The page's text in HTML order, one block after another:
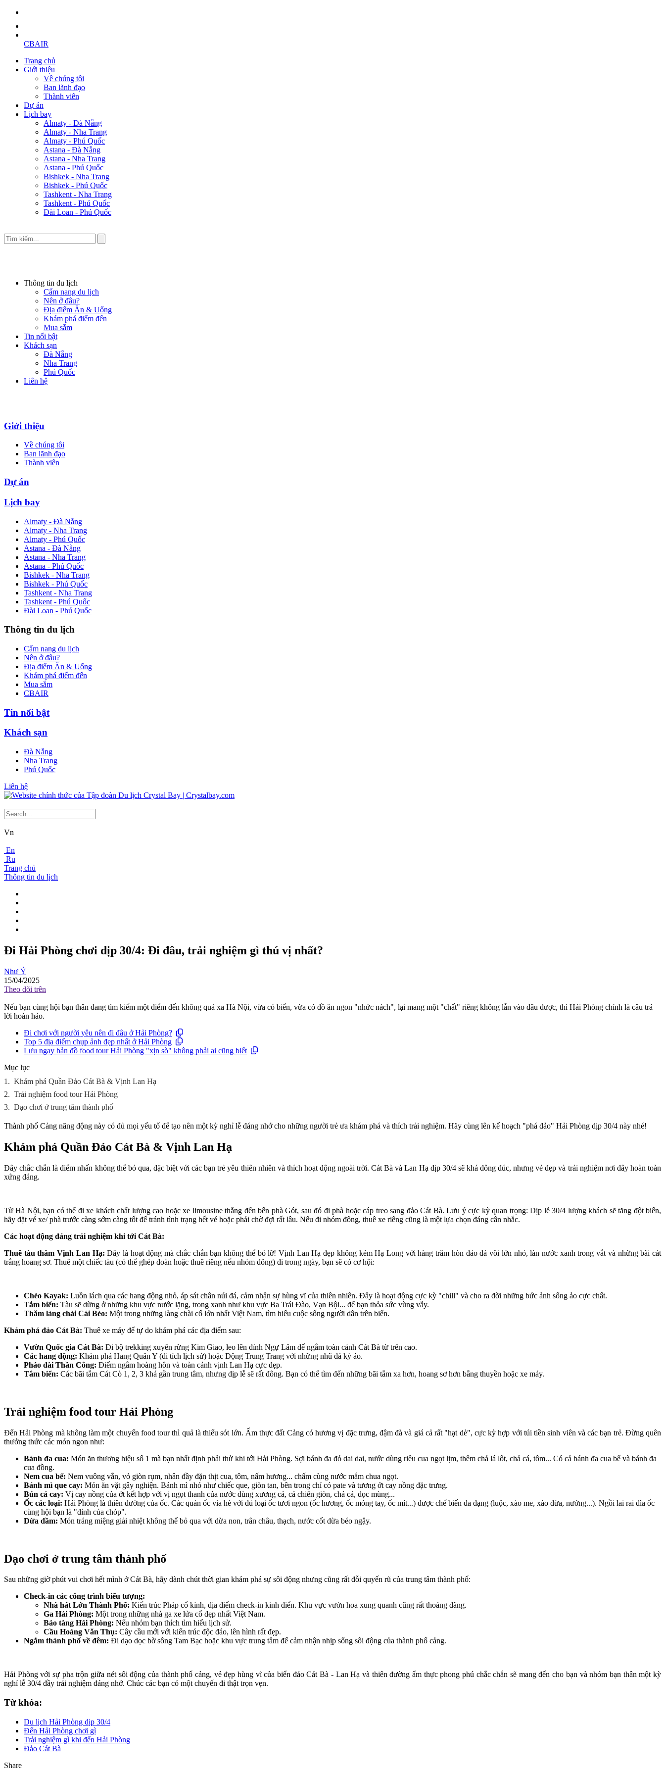
CBAIR
Trang chủ
Giới thiệu
Về chúng tôi
Ban lãnh đạo
Thành viên
Dự án
Lịch bay
Almaty - Đà Nẵng
Almaty - Nha Trang
Almaty - Phú Quốc
Astana - Đà Nẵng
Astana - Nha Trang
Astana - Phú Quốc
Bishkek - Nha Trang
Bishkek - Phú Quốc
Tashkent - Nha Trang
Tashkent - Phú Quốc
Đài Loan - Phú Quốc
Thông tin du lịch
Cẩm nang du lịch
Nên ở đâu?
Địa điểm Ăn & Uống
Khám phá điểm đến
Mua sắm
Tin nổi bật
Khách sạn
Đà Nẵng
Nha Trang
Phú Quốc
Liên hệ
Giới thiệu
Về chúng tôi
Ban lãnh đạo
Thành viên
Dự án
Lịch bay
Almaty - Đà Nẵng
Almaty - Nha Trang
Almaty - Phú Quốc
Astana - Đà Nẵng
Astana - Nha Trang
Astana - Phú Quốc
Bishkek - Nha Trang
Bishkek - Phú Quốc
Tashkent - Nha Trang
Tashkent - Phú Quốc
Đài Loan - Phú Quốc
Thông tin du lịch
Cẩm nang du lịch
Nên ở đâu?
Địa điểm Ăn & Uống
Khám phá điểm đến
Mua sắm
CBAIR
Tin nổi bật
Khách sạn
Đà Nẵng
Nha Trang
Phú Quốc
Liên hệ
Vn
En
Ru
Trang chủ
Thông tin du lịch
Đi Hải Phòng chơi dịp 30/4: Đi đâu, trải nghiệm gì thú vị nhất?
Như Ý
15/04/2025
Theo dõi trên
Nếu bạn cùng hội bạn thân đang tìm kiếm một điểm đến không quá xa Hà Nội, vừa có biển, vừa có đồ ăn ngon "nhức nách", lại mang một "chất" riêng không lẫn vào đâu được, thì Hải Phòng chính là câu trả
lời hoàn hảo.
Đi chơi với người yêu nên đi đâu ở Hải Phòng?
Top 5 địa điểm chụp ảnh đẹp nhất ở Hải Phòng
Lưu ngay bản đồ food tour Hải Phòng "xịn sò" không phải ai cũng biết
Mục lục
1. Khám phá Quần Đảo Cát Bà & Vịnh Lan Hạ
2. Trải nghiệm food tour Hải Phòng
3. Dạo chơi ở trung tâm thành phố
Thành phố Cảng năng động này có đủ mọi yếu tố để tạo nên một kỳ nghỉ lễ đáng nhớ cho những người trẻ ưa khám phá và thích trải nghiệm. Hãy cùng lên kế hoạch "phá đảo" Hải Phòng dịp 30/4 này nhé!
Khám phá Quần Đảo Cát Bà & Vịnh Lan Hạ
Đây chắc chắn là điểm nhấn không thể bỏ qua, đặc biệt với các bạn trẻ yêu thiên nhiên và thích hoạt động ngoài trời. Cát Bà và Lan Hạ dịp 30/4 sẽ khá đông đúc, nhưng vẻ đẹp và trải nghiệm nơi đây hoàn toàn
xứng đáng.
Từ Hà Nội, bạn có thể đi xe khách chất lượng cao hoặc xe limousine thẳng đến bến phà Gót, sau đó đi phà hoặc cáp treo sang đảo Cát Bà. Lưu ý cực kỳ quan trọng: Dịp lễ 30/4 lượng khách sẽ tăng đột biến,
hãy đặt vé xe/ phà trước càng sớm càng tốt để tránh tình trạng hết vé hoặc phải chờ đợi rất lâu. Nếu đi nhóm đông, thuê xe riêng cũng là một lựa chọn đáng cân nhắc.
Các hoạt động đáng trải nghiệm khi tới Cát Bà:
Thuê tàu thăm Vịnh Lan Hạ: Đây là hoạt động mà chắc chắn bạn không thể bỏ lỡ! Vịnh Lan Hạ đẹp không kém Hạ Long với hàng trăm hòn đảo đá vôi lớn nhỏ, làn nước xanh trong vắt và những bãi cát
trắng hoang sơ. Thuê một chiếc tàu (có thể ghép đoàn hoặc thuê riêng nếu nhóm đông) đi trong ngày, bạn sẽ có cơ hội:
Chèo Kayak: Luồn lách qua các hang động nhỏ, áp sát chân núi đá, cảm nhận sự hùng vĩ của thiên nhiên. Đây là hoạt động cực kỳ "chill" và cho ra đời những bức ảnh sống ảo cực chất.
Tắm biển: Tàu sẽ dừng ở những khu vực nước lặng, trong xanh như khu vực Ba Trái Đào, Vạn Bội... để bạn thỏa sức vùng vẫy.
Thăm làng chài Cái Bèo: Một trong những làng chài cổ lớn nhất Việt Nam, tìm hiểu cuộc sống người dân trên biển.
Khám phá đảo Cát Bà: Thuê xe máy để tự do khám phá các địa điểm sau:
Vườn Quốc gia Cát Bà: Đi bộ trekking xuyên rừng Kim Giao, leo lên đỉnh Ngự Lâm để ngắm toàn cảnh Cát Bà từ trên cao.
Các hang động: Khám phá Hang Quân Y (di tích lịch sử) hoặc Động Trung Trang với những nhũ đá kỳ ảo.
Pháo đài Thần Công: Điểm ngắm hoàng hôn và toàn cảnh vịnh Lan Hạ cực đẹp.
Tắm biển: Các bãi tắm Cát Cò 1, 2, 3 khá gần trung tâm, nhưng dịp lễ sẽ rất đông. Bạn có thể tìm đến những bãi tắm xa hơn, hoang sơ hơn bằng thuyền hoặc xe máy.
Trải nghiệm food tour Hải Phòng
Đến Hải Phòng mà không làm một chuyến food tour thì quả là thiếu sót lớn. Ẩm thực đất Cảng có hương vị đặc trưng, đậm đà và giá cả rất "hạt dẻ", cực kỳ hợp với túi tiền sinh viên và các bạn trẻ. Đừng quên
thưởng thức các món ngon như:
Bánh đa cua: Món ăn thương hiệu số 1 mà bạn nhất định phải thử khi tới Hải Phòng. Sợi bánh đa đỏ dai dai, nước dùng riêu cua ngọt lịm, thêm chả lá lốt, chả cá, tôm... Có cả bánh đa cua bể và bánh đa
cua đồng.
Nem cua bể: Nem vuông vắn, vỏ giòn rụm, nhân đầy đặn thịt cua, tôm, nấm hương... chấm cùng nước mắm chua ngọt.
Bánh mì que cay: Món ăn vặt gây nghiện. Bánh mì nhỏ như chiếc que, giòn tan, bên trong chỉ có pate và tương ớt cay nồng đặc trưng.
Bún cá cay: Vị cay nồng của ớt kết hợp với vị ngọt thanh của nước dùng xương cá, cá chiên giòn, chả cá, dọc mùng...
Ốc các loại: Hải Phòng là thiên đường của ốc. Các quán ốc vỉa hè với đủ loại ốc tươi ngon (ốc hương, ốc móng tay, ốc mít...) được chế biến đa dạng (luộc, xào me, xào dừa, nướng...). Ngồi lai rai đĩa ốc
cùng hội bạn là "đỉnh của chóp".
Dừa dầm: Món tráng miệng giải nhiệt không thể bỏ qua với dừa non, trân châu, thạch, nước cốt dừa béo ngậy.
Dạo chơi ở trung tâm thành phố
Sau những giờ phút vui chơi hết mình ở Cát Bà, hãy dành chút thời gian khám phá sự sôi động nhưng cũng rất đỗi quyến rũ của trung tâm thành phố:
Check-in các công trình biểu tượng:
Nhà hát Lớn Thành Phố: Kiến trúc Pháp cổ kính, địa điểm check-in kinh điển. Khu vực vườn hoa xung quanh cũng rất thoáng đãng.
Ga Hải Phòng: Một trong những nhà ga xe lửa cổ đẹp nhất Việt Nam.
Bảo tàng Hải Phòng: Nếu nhóm bạn thích tìm hiểu lịch sử.
Cầu Hoàng Văn Thụ: Cây cầu mới với kiến trúc độc đáo, lên hình rất đẹp.
Ngắm thành phố về đêm: Đi dạo dọc bờ sông Tam Bạc hoặc khu vực trung tâm để cảm nhận nhịp sống sôi động của thành phố cảng.
Hải Phòng với sự pha trộn giữa nét sôi động của thành phố cảng, vẻ đẹp hùng vĩ của biển đảo Cát Bà - Lan Hạ và thiên đường ẩm thực phong phú chắc chắn sẽ mang đến cho bạn và nhóm bạn thân một kỳ
nghỉ lễ 30/4 đầy trải nghiệm đáng nhớ. Chúc các bạn có một chuyến đi thật trọn vẹn.
Từ khóa:
Du lịch Hải Phòng dịp 30/4
Đến Hải Phòng chơi gì
Trải nghiệm gì khi đến Hải Phòng
Đảo Cát Bà
Share